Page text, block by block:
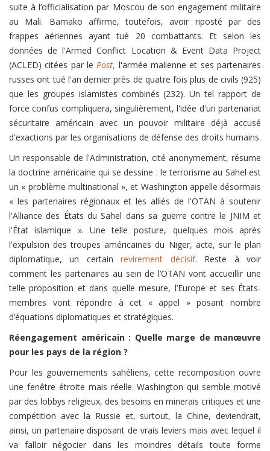
suite à l’officialisation par Moscou de son engagement militaire
au Mali. Bamako affirme, toutefois, avoir riposté par des
frappes aériennes ayant tué 20 combattants. Et selon les
données de l'Armed Conflict Location & Event Data Project
(ACLED) citées par lePost, l'armée malienne et ses partenaires
russes ont tué l'an dernier près de quatre fois plus de civils (925)
que les groupes islamistes combinés (232). Un tel rapport de
force confus compliquera, singulièrement, l'idée d'un partenariat
sécuritaire américain avec un pouvoir militaire déjà accusé
d'exactions par les organisations de défense des droits humains.
Un responsable de l'Administration, cité anonymement, résume
la doctrine américaine qui se dessine : le terrorisme au Sahel est
un « problème multinational », et Washington appelle désormais
« les partenaires régionaux et les alliés de l'OTAN à soutenir
l'Alliance des États du Sahel dans sa guerre contre le JNIM et
l'État islamique ». Une telle posture, quelques mois après
l'expulsion des troupes américaines du Niger, acte, sur le plan
diplomatique, un certainrevirement décisif. Reste à voir
comment les partenaires au sein de l’OTAN vont accueillir une
telle proposition et dans quelle mesure, l’Europe et ses États-
membres vont répondre à cet « appel » posant nombre
d’équations diplomatiques et stratégiques.
Réengagement américain : Quelle marge de manœuvre
pour les pays de la région ?
Pour les gouvernements sahéliens, cette recomposition ouvre
une fenêtre étroite mais réelle. Washington qui semble motivé
par des lobbys religieux, des besoins en minerais critiques et une
compétition avec la Russie et, surtout, la Chine, deviendrait,
ainsi, un partenaire disposant de vrais leviers mais avec lequel il
va falloir négocier dans les moindres détails toute forme